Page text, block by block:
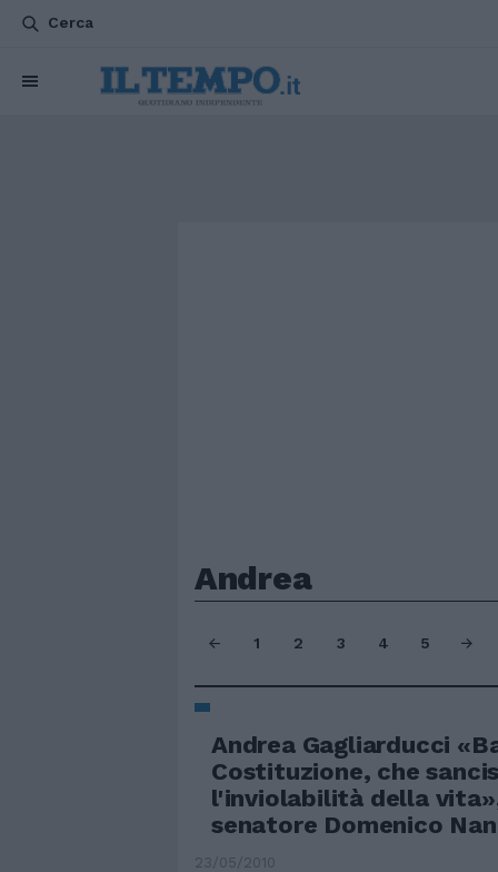
Cerca
Andrea
1 2 3 4 5
Andrea Gagliarducci
Costituzione, che
l'inviolabilità della
senatore Domenico
23/05/2010